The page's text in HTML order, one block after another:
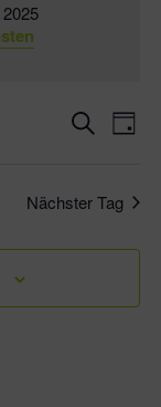
und
Suche
Tag
Nächster Tag